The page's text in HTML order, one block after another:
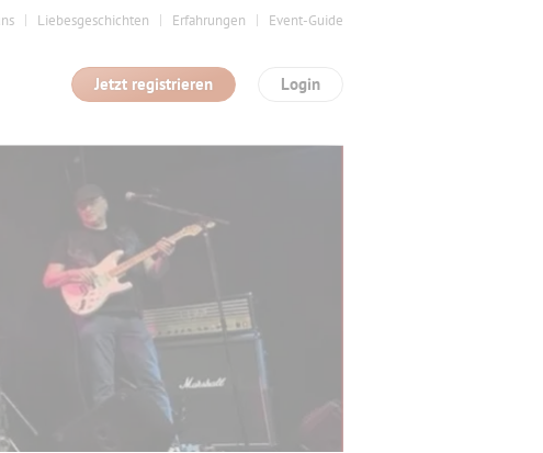
Liebesgeschichten Erfahrungen Event-Guide
Login
Jetzt registrieren